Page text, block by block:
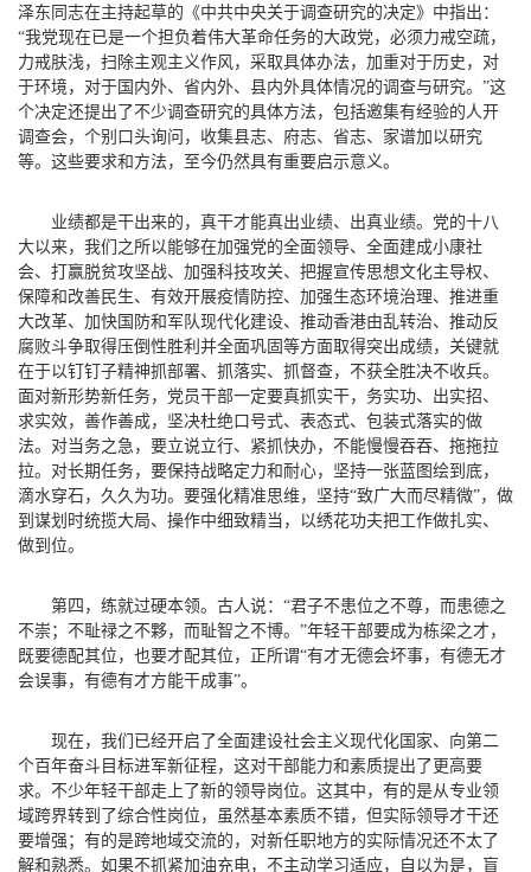
泽东同志在主持起草的《中共中央关于调查研究的决定》中指出：
“我党现在已是一个担负着伟大革命任务的大政党，必须力戒空疏，
力戒肤浅，扫除主观主义作风，采取具体办法，加重对于历史，对
于环境，对于国内外、省内外、县内外具体情况的调查与研究。”这
个决定还提出了不少调查研究的具体方法，包括邀集有经验的人开
调查会，个别口头询问，收集县志、府志、省志、家谱加以研究
等。这些要求和方法，至今仍然具有重要启示意义。
业绩都是干出来的，真干才能真出业绩、出真业绩。党的十八
大以来，我们之所以能够在加强党的全面领导、全面建成小康社
会、打赢脱贫攻坚战、加强科技攻关、把握宣传思想文化主导权、
保障和改善民生、有效开展疫情防控、加强生态环境治理、推进重
大改革、加快国防和军队现代化建设、推动香港由乱转治、推动反
腐败斗争取得压倒性胜利并全面巩固等方面取得突出成绩，关键就
在于以钉钉子精神抓部署、抓落实、抓督查，不获全胜决不收兵。
面对新形势新任务，党员干部一定要真抓实干，务实功、出实招、
求实效，善作善成，坚决杜绝口号式、表态式、包装式落实的做
法。对当务之急，要立说立行、紧抓快办，不能慢慢吞吞、拖拖拉
拉。对长期任务，要保持战略定力和耐心，坚持一张蓝图绘到底，
滴水穿石，久久为功。要强化精准思维，坚持“致广大而尽精微”，做
到谋划时统揽大局、操作中细致精当，以绣花功夫把工作做扎实、
做到位。
第四，练就过硬本领。 古人说：“君子不患位之不尊，而患德之
不崇；不耻禄之不夥，而耻智之不博。”年轻干部要成为栋梁之才，
既要德配其位，也要才配其位，正所谓“有才无德会坏事，有德无才
会误事，有德有才方能干成事”。
现在，我们已经开启了全面建设社会主义现代化国家、向第二
个百年奋斗目标进军新征程，这对干部能力和素质提出了更高要
求。不少年轻干部走上了新的领导岗位。这其中，有的是从专业领
域跨界转到了综合性岗位，虽然基本素质不错，但实际领导才干还
要增强；有的是跨地域交流的，对新任职地方的实际情况还不太了
解和熟悉。如果不抓紧加油充电，不主动学习适应，自以为是，盲